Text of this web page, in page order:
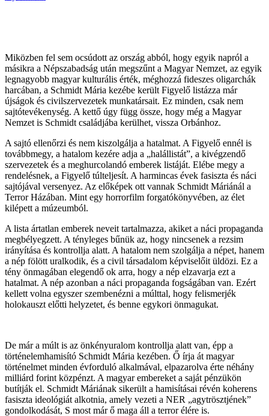
Miközben fel sem ocsúdott az ország abból, hogy egyik napról a
másikra a Népszabadság után megszűnt a Magyar Nemzet, az egyik
legnagyobb magyar kulturális érték, méghozzá fideszes oligarchák
harcában, a Schmidt Mária kezébe került Figyelő listázza már
újságok és civilszervezetek munkatársait. Ez minden, csak nem
sajtótevékenység. A kettő úgy függ össze, hogy még a Magyar
Nemzet is Schmidt családjába kerülhet, vissza Orbánhoz.
A sajtó ellenőrzi és nem kiszolgálja a hatalmat. A Figyelő ennél is
továbbmegy, a hatalom kezére adja a „halállistát”, a kivégzendő
szervezetek és a meghurcolandó emberek listáját. Elébe megy a
rendelésnek, a Figyelő túlteljesít. A harmincas évek fasiszta és náci
sajtójával versenyez. Az előképek ott vannak Schmidt Máriánál a
Terror Házában. Mint egy horrorfilm forgatókönyvében, az élet
kilépett a múzeumból.
A lista ártatlan emberek neveit tartalmazza, akiket a náci propaganda
megbélyegzett. A tényleges bűnük az, hogy nincsenek a rezsim
irányítása és kontrollja alatt. A hatalom nem szolgálja a népet, hanem
a nép fölött uralkodik, és a civil társadalom képviselőit üldözi. Ez a
tény önmagában elegendő ok arra, hogy a nép elzavarja ezt a
hatalmat. A nép azonban a náci propaganda fogságában van. Ezért
kellett volna egyszer szembenézni a múlttal, hogy felismerjék
holokauszt előtti helyzetet, és benne egykori önmagukat.
De már a múlt is az önkényuralom kontrollja alatt van, épp a
történelemhamisító Schmidt Mária kezében. Ő írja át magyar
történelmet minden évforduló alkalmával, elpazarolva érte néhány
milliárd forint közpénzt. A magyar embereket a saját pénzükön
butítják el. Schmidt Máriának sikerült a hamisításai révén koherens
fasiszta ideológiát alkotnia, amely vezeti a NER „agytrösztjének”
gondolkodását, S most már ő maga áll a terror élére is.